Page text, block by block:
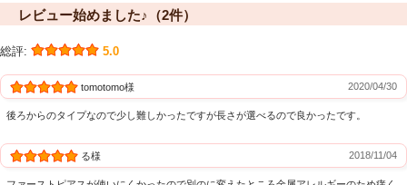
レビュー始めました♪（2件）
総評: 5.0
tomotomo様 2020/04/30
後ろからのタイプなので少し難しかったですが長さが選べるので良かったです。
る様 2018/11/04